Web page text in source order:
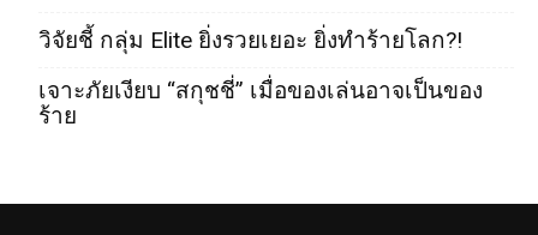
วิจัยชี้ กลุ่ม Elite ยิ่งรวยเยอะ ยิ่งทำร้ายโลก?!
เจาะภัยเงียบ “สกุชชี่” เมื่อของเล่นอาจเป็นของ
ร้าย